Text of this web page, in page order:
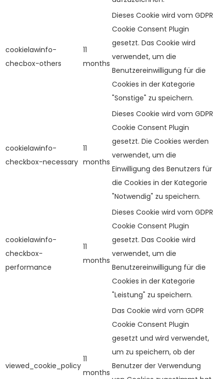
cookielawinfo-
checbox-others
11
months
Dieses Cookie wird vom GDPR
Cookie Consent Plugin
gesetzt. Das Cookie wird
verwendet, um die
Benutzereinwilligung für die
Cookies in der Kategorie
"Sonstige" zu speichern.
cookielawinfo-
checkbox-necessary
11
months
Dieses Cookie wird vom GDPR
Cookie Consent Plugin
gesetzt. Die Cookies werden
verwendet, um die
Einwilligung des Benutzers für
die Cookies in der Kategorie
"Notwendig" zu speichern.
cookielawinfo-
checkbox-
performance
11
months
Dieses Cookie wird vom GDPR
Cookie Consent Plugin
gesetzt. Das Cookie wird
verwendet, um die
Benutzereinwilligung für die
Cookies in der Kategorie
"Leistung" zu speichern.
viewed_cookie_policy
11
months
Das Cookie wird vom GDPR
Cookie Consent Plugin
gesetzt und wird verwendet,
um zu speichern, ob der
Benutzer der Verwendung